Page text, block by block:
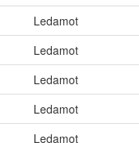
Ledamot
Ledamot
Ledamot
Ledamot
Ledamot